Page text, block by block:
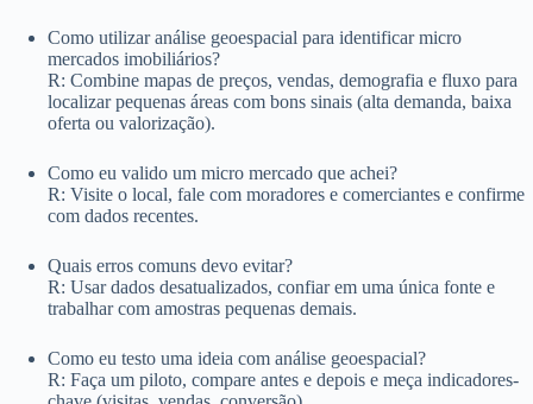
Como utilizar análise geoespacial para identificar micro
mercados imobiliários?
R: Combine mapas de preços, vendas, demografia e fluxo para
localizar pequenas áreas com bons sinais (alta demanda, baixa
oferta ou valorização).
Como eu valido um micro mercado que achei?
R: Visite o local, fale com moradores e comerciantes e confirme
com dados recentes.
Quais erros comuns devo evitar?
R: Usar dados desatualizados, confiar em uma única fonte e
trabalhar com amostras pequenas demais.
Como eu testo uma ideia com análise geoespacial?
R: Faça um piloto, compare antes e depois e meça indicadores-